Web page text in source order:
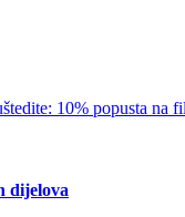
10% popusta na
dijelova